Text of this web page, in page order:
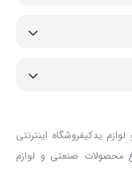
یدکیفروشگاه اینترنتی
محصولات صنعتی و لوازم